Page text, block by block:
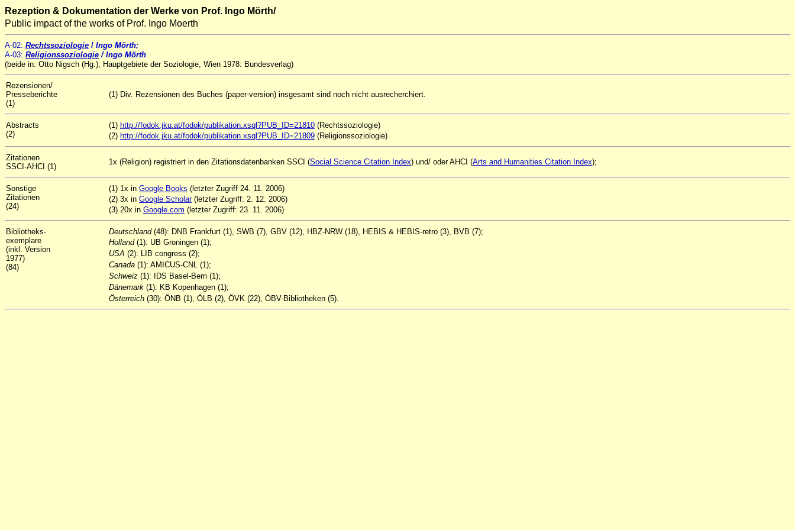
Rezeption & Dokumentation der Werke von Prof. Ingo Mörth/
Public impact of the works of Prof. Ingo Moerth
A-02: Rechtssoziologie / Ingo Mörth;
A-03: Religionssoziologie / Ingo Mörth
(beide in: Otto Nigsch (Hg.), Hauptgebiete der Soziologie, Wien 1978: Bundesverlag)
Rezensionen/
Presseberichte
(1)
(1) Div. Rezensionen des Buches (paper-version) insgesamt sind noch nicht ausrecherchiert.
Abstracts
(2)
(1) http://fodok.jku.at/fodok/publikation.xsql?PUB_ID=21810 (Rechtssoziologie)
(2) http://fodok.jku.at/fodok/publikation.xsql?PUB_ID=21809 (Religionssoziologie)
Zitationen
SSCI-AHCI (1)
1x (Religion) registriert in den Zitationsdatenbanken SSCI (Social Science Citation Index) und/ oder AHCI (Arts and Humanities Citation Index);
Sonstige
Zitationen
(24)
(1) 1x in Google Books (letzter Zugriff 24. 11. 2006)
(2) 3x in Google Scholar(letzter Zugriff: 2. 12. 2006)
(3) 20x in Google.com (letzter Zugriff: 23. 11. 2006)
Bibliotheks-
exemplare
(inkl. Version
1977)
(84)
Deutschland(48): DNB Frankfurt (1), SWB (7), GBV (12), HBZ-NRW (18), HEBIS & HEBIS-retro (3), BVB (7);
Holland(1): UB Groningen (1);
USA (2): LIB congress (2);
Canada (1): AMICUS-CNL (1);
Schweiz (1): IDS Basel-Bern (1);
Dänemark (1): KB Kopenhagen (1);
Österreich (30): ÖNB (1), ÖLB (2), ÖVK (22), ÖBV-Bibliotheken (5).